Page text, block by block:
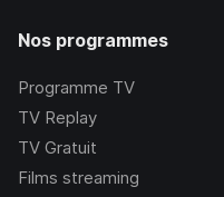
Nos programmes
Programme TV
TV Replay
TV Gratuit
Films streaming